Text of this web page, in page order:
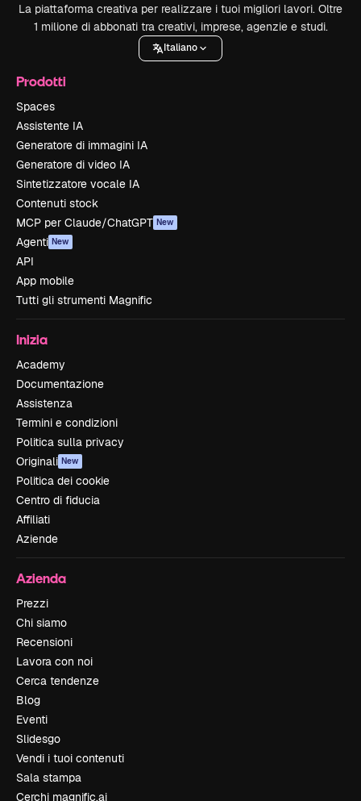
La piattaforma creativa per realizzare i tuoi migliori lavori. Oltre
1 milione di abbonati tra creativi, imprese, agenzie e studi.
Italiano
Prodotti
Spaces
Assistente IA
Generatore di immagini IA
Generatore di video IA
Sintetizzatore vocale IA
Contenuti stock
MCP per Claude/ChatGPT New
Agenti New
API
App mobile
Tutti gli strumenti Magnific
Inizia
Academy
Documentazione
Assistenza
Termini e condizioni
Politica sulla privacy
Originali New
Politica dei cookie
Centro di fiducia
Affiliati
Aziende
Azienda
Prezzi
Chi siamo
Recensioni
Lavora con noi
Cerca tendenze
Blog
Eventi
Slidesgo
Vendi i tuoi contenuti
Sala stampa
Cerchi magnific.ai